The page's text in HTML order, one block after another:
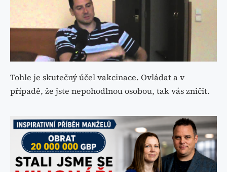
Tohle je skutečný účel vakcinace. Ovládat a v
případě, že jste nepohodlnou osobou, tak vás zničit.